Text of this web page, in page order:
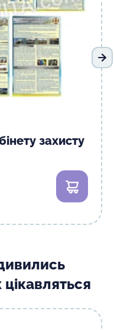
захисту
В кошик